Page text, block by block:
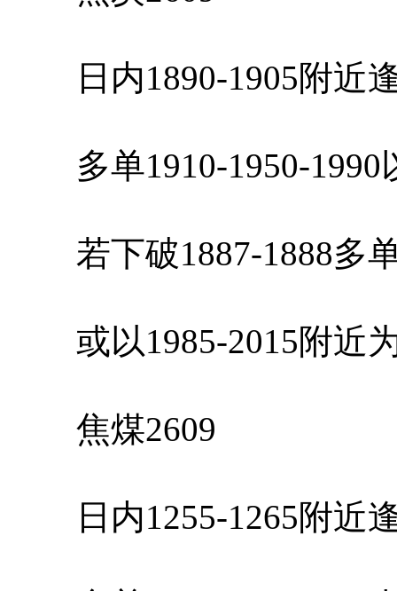
日内1890-1905附近
多单1910-1950-1990
若下破1887-1888多
或以1985-2015附近
焦煤2609
日内1255-1265附近